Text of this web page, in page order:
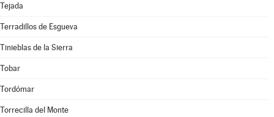
Tejada
Terradillos de Esgueva
Tinieblas de la Sierra
Tobar
Tordómar
Torrecilla del Monte